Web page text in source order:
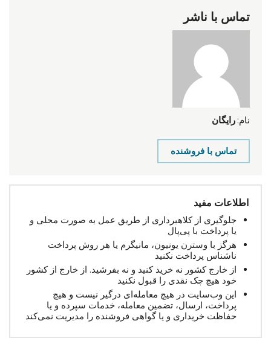
تماس با ناشر
نام: رایگان
تماس با فروشنده
اطلاعات مفید
جلوگیری از کلاهبرداری از طریق عمل به صورت محلی و
یا پرداخت با پی‌پال
هرگز با وسترن یونیون، مانیگرم یا هر روش پرداخت
ناشناس پرداخت نکنید
از خارج کشور نه خرید کنید و نه بفرشید. از خارج از کشور
خود هیچ چک نقدی را قبول نکنید
این وب‌سایت در هیچ معامله‌ای درگیر نیست و هیچ
پرداخت، ارسال، تضمین معامله، خدمات سپرده و یا
حفاظت خریداری و یا گواهی فروشنده را مدیریت نمی‌کند